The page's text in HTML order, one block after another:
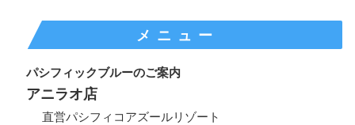
メニュー
パシフィックブルーのご案内
アニラオ店
直営パシフィコアズールリゾート